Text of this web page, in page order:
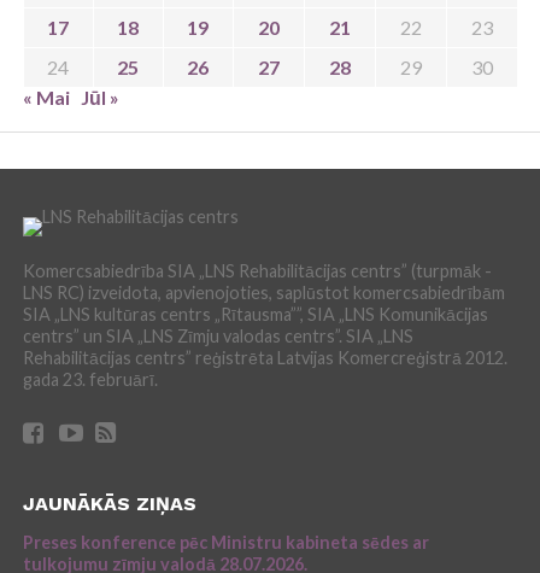
17
18 19 20 21 22
23
24
25 26 27 28 29
30
« Mai Jūl »
Komercsabiedrība SIA „LNS Rehabilitācijas centrs” (turpmāk -
LNS RC) izveidota, apvienojoties, saplūstot komercsabiedrībām
SIA „LNS kultūras centrs „Rītausma””, SIA „LNS Komunikācijas
centrs” un SIA „LNS Zīmju valodas centrs”. SIA „LNS
Rehabilitācijas centrs” reģistrēta Latvijas Komercreģistrā 2012.
gada 23. februārī.
JAUNĀKĀS ZIŅAS
Preses konference pēc Ministru kabineta sēdes ar
tulkojumu zīmju valodā 28.07.2026.